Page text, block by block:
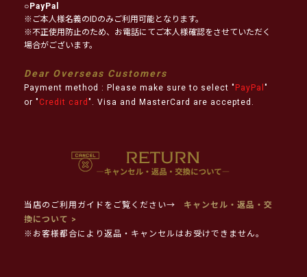
○PayPal
※ご本人様名義のIDのみご利用可能となります。
※不正使用防止のため、お電話にてご本人様確認をさせていただく
場合がございます。
Dear Overseas Customers
Payment method : Please make sure to select " PayPal "
or " Credit card ". Visa and MasterCard are accepted.
当店のご利用ガイドをご覧ください→
キャンセル・返品・交
換について >
※お客様都合により返品・キャンセルはお受けできません。